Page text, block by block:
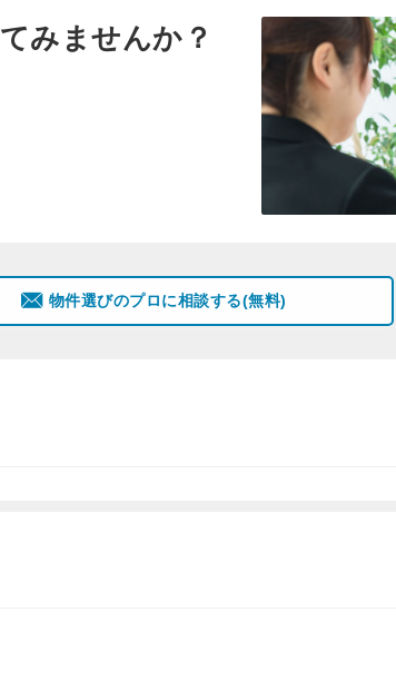
みませんか？
物件選びのプロに相談する(無料)